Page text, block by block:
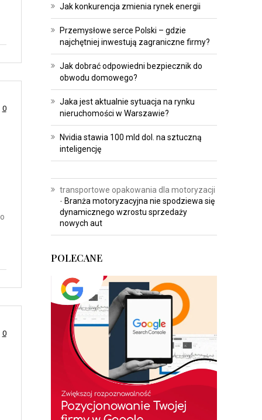
0
0
Jak konkurencja zmienia rynek energii
Przemysłowe serce Polski – gdzie
najchętniej inwestują zagraniczne firmy?
Jak dobrać odpowiedni bezpiecznik do
obwodu domowego?
Jaka jest aktualnie sytuacja na rynku
nieruchomości w Warszawie?
Nvidia stawia 100 mld dol. na sztuczną
inteligencję
transportowe opakowania dla motoryzacji
- Branża motoryzacyjna nie spodziewa się
dynamicznego wzrostu sprzedaży
nowych aut
POLECANE